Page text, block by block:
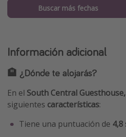
Buscar más fechas
Información adicional
🏨 ¿Dónde te alojarás?
En el South Central Guesthouse,
siguientes características:
Tiene una puntuación de